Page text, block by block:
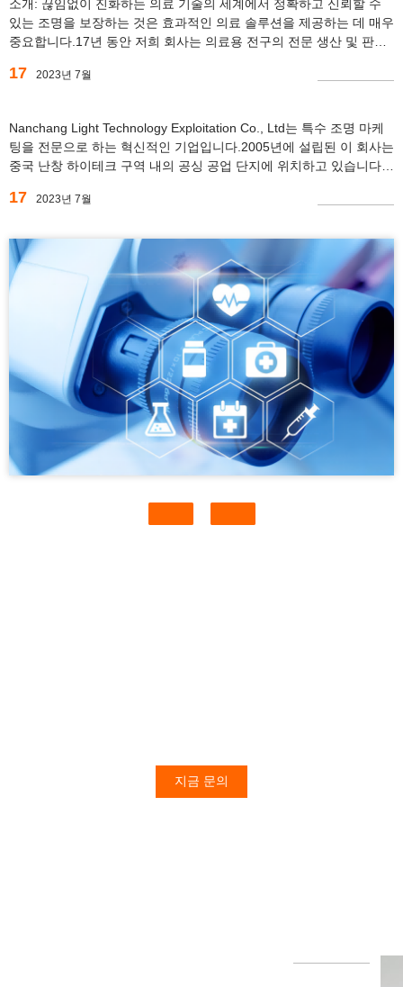
소개: 끊임없이 진화하는 의료 기술의 세계에서 정확하고 신뢰할 수
있는 조명을 보장하는 것은 효과적인 의료 솔루션을 제공하는 데 매우
중요합니다.17년 동안 저희 회사는 의료용 전구의 전문 생산 및 판매
17 2023년 7월
Nanchang Light Technology Exploitation Co., Ltd는 특수 조명 마케
팅을 전문으로 하는 혁신적인 기업입니다.2005년에 설립된 이 회사는
중국 난창 하이테크 구역 내의 공싱 공업 단지에 위치하고 있습니다.
17 2023년 7월
지금 문의